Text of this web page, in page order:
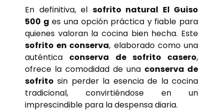
En definitiva, el sofrito natural El Guiso
500 g es una opción práctica y fiable para
quienes valoran la cocina bien hecha. Este
sofrito en conserva, elaborado como una
auténtica conserva de sofrito casero,
ofrece la comodidad de una conserva de
sofrito sin perder la esencia de la cocina
tradicional, convirtiéndose en un
imprescindible para la despensa diaria.